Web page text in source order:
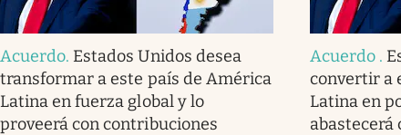
Acuerdo. Estados Unidos desea
transformar a este país de América
Latina en fuerza global y lo
proveerá con contribuciones
Acuerdo .
convertir a
Latina en
abastecerá